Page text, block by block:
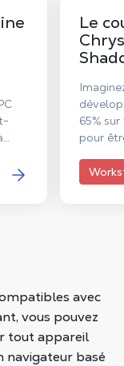
de
Le
65%
pour
PC.
avec
vous pouvez
tout appareil
navigateur basé